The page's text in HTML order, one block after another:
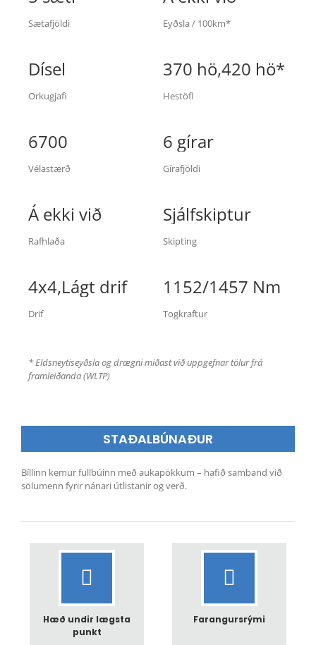
Sætafjöldi
Dísel
Orkugjafi
Eyðsla / 100km*
370 hö,420 hö*
Hestöfl
6700
Vélastærð
Á ekki við
Rafhlaða
4x4,Lágt drif
Drif
6 gírar
Gírafjöldi
Sjálfskiptur
Skipting
1152/1457 Nm
Togkraftur
* Eldsneytiseyðsla og drægni miðast við uppgefnar tölur frá
framleiðanda (WLTP)
STAÐALBÚNAÐUR
Bíllinn kemur fullbúinn með aukapökkum – hafið samband við
sölumenn fyrir nánari útlistanir og verð.
Hæð undir lægsta
punkt
Farangursrými